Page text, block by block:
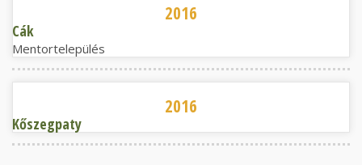
2016
Cák
Mentortelepülés
2016
Kőszegpaty